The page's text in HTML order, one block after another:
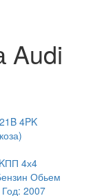
Audi
4PK
4х4
Обьем
Год: 2007